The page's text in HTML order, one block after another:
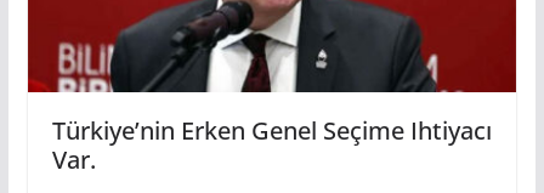
Türkiye’nin Erken Genel Seçime Ihtiyacı
Var.